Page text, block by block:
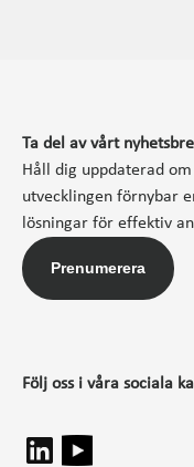
Ta del av vårt
Håll dig uppdaterad
utvecklingen förnybar
lösningar för effektiv
Prenumerera
Följ oss i våra sociala